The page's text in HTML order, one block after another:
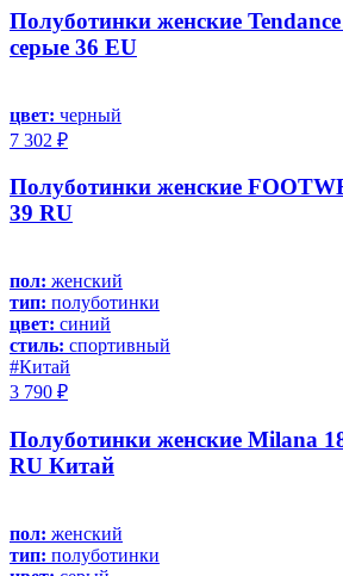
Полуботинки женские
серые 36 EU
цвет: черный
7 302 ₽
Полуботинки женские
39 RU
пол: женский
тип: полуботинки
цвет: синий
стиль: спортивный
#Китай
3 790 ₽
Полуботинки женские Milana
RU Китай
пол: женский
тип: полуботинки